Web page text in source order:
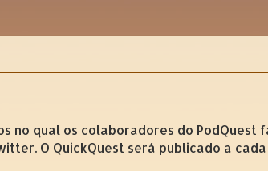
no qual os colaboradores do PodQuest
O QuickQuest será publicado a